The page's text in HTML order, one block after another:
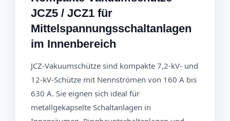
JCZ5 / JCZ1 für
Mittelspannungsschaltanlagen
im Innenbereich
JCZ-Vakuumschütze sind kompakte 7,2-kV- und
12-kV-Schütze mit Nennströmen von 160 A bis
630 A. Sie eignen sich ideal für
metallgekapselte Schaltanlagen in